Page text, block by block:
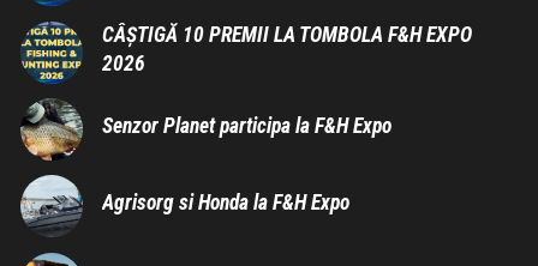
CÂȘTIGĂ 10 PREMII LA TOMBOLA F&H EXPO
2026
Senzor Planet participa la F&H Expo
Agrisorg si Honda la F&H Expo